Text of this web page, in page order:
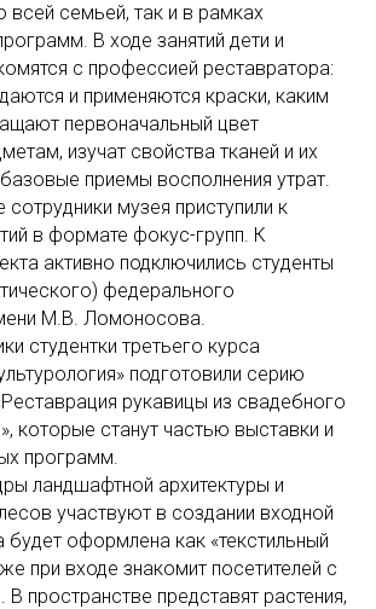
всей семьей, так и в рамках
В ходе занятий дети и
с профессией реставратора:
и применяются краски, каким
первоначальный цвет
изучат свойства тканей и их
приемы восполнения утрат.
сотрудники музея приступили к
в формате фокус-групп. К
активно подключились студенты
федерального
М.В. Ломоносова.
студентки третьего курса
подготовили серию
рукавицы из свадебного
которые станут частью выставки и
программ.
ландшафтной архитектуры и
участвуют в создании входной
оформлена как «текстильный
при входе знакомит посетителей с
В пространстве представят растения,